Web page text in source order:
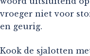
vroeger niet voor
en geurig.
Kook de sjalotten